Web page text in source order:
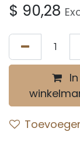
$ 90,28
In